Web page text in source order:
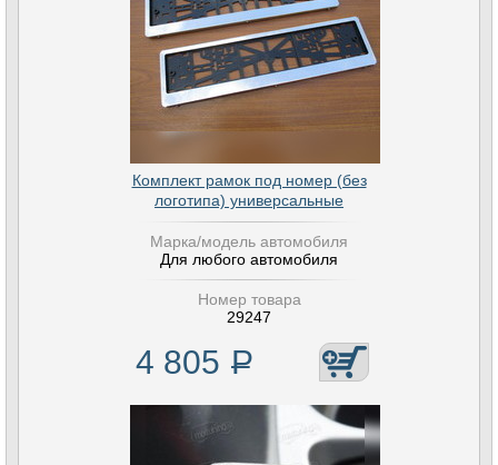
Комплект рамок под номер (без
логотипа) универсальные
Марка/модель автомобиля
Для любого автомобиля
Номер товара
29247
4 805 Р